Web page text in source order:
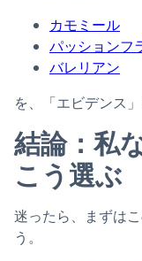
カモミール
パッションフ
バレリアン
を、「エビデンス
結論：私
こう選ぶ
迷ったら、まずは
う。